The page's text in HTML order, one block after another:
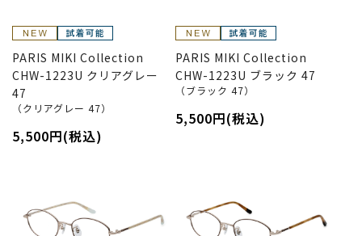
PARIS MIKI Collection
CHW-1223U クリアグレー
47
（クリアグレー 47）
5,500円(税込)
PARIS MIKI Collection
CHW-1223U ブラック 47
（ブラック 47）
5,500円(税込)